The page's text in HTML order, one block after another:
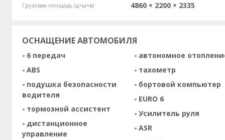
Грузовая площадь (д×ш×в)
4860 × 2200 × 2335
ОСНАЩЕНИЕ АВТОМОБИЛЯ
6 передач
ABS
подушка безопасности
водителя
тормозной ассистент
дистанционное
управление
автономное
тахометр
бортовой компьютер
EURO 6
Усилитель руля
ASR